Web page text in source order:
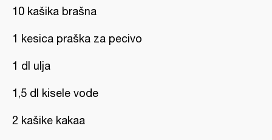
10 kašika brašna
1 kesica praška za pecivo
1 dl ulja
1,5 dl kisele vode
2 kašike kakaa